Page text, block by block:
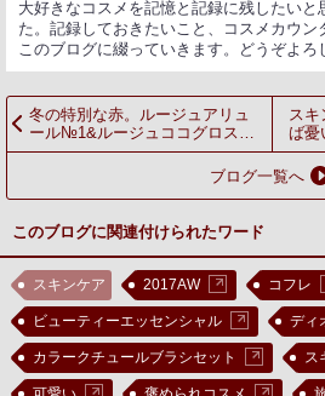
大好きなコスメを記憶と記録に残したいと
た。記録しておきたいこと、コスメカウ
このブログに綴っていきます。どうぞよろ
冬の特別な赤。ルージュアリュ
ール№1&ルージュココグロス
#784
ス
ば憂
ブログ一覧へ
このブログに関連付けられたワード
スキンケア 2017AW コフレ
ビューティーエッセンシャル ディ
カラークチュールブラシセット ス